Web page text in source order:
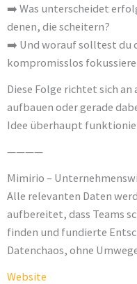
➡️ Was unterscheidet
denen, die scheitern?
➡️ Und worauf solltest du
kompromisslos
Diese Folge richtet sich
aufbauen oder gerade
Idee überhaupt
————
Mimirio –
Alle relevanten Daten
aufbereitet, dass Teams
finden und fundierte
Datenchaos, ohne
Website